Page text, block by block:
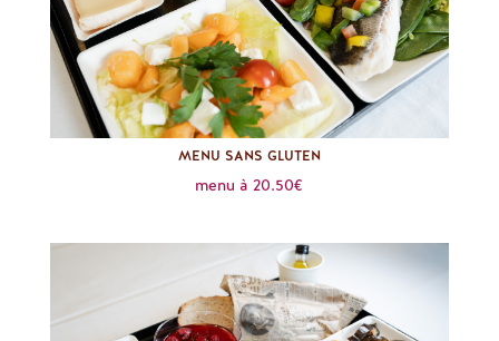
MENU SANS GLUTEN
menu à 20.50€